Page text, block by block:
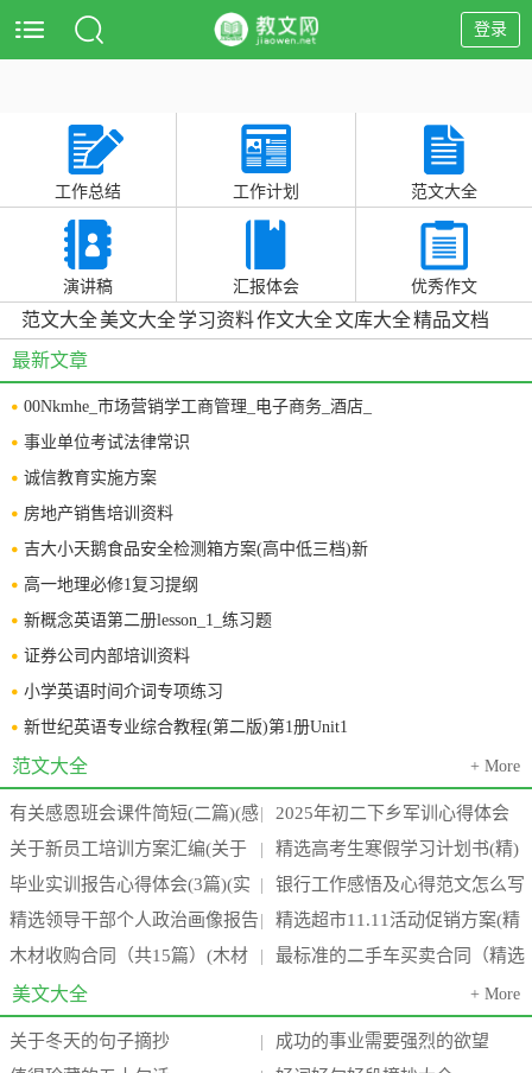
登录
工作总结 工作计划 范文大全
演讲稿 汇报体会 优秀作文
范文大全美文大全学习资料作文大全文库大全精品文档
最新文章
00Nkmhe_市场营销学工商管理_电子商务_酒店_
事业单位考试法律常识
诚信教育实施方案
房地产销售培训资料
吉大小天鹅食品安全检测箱方案(高中低三档)新
高一地理必修1复习提纲
新概念英语第二册lesson_1_练习题
证券公司内部培训资料
小学英语时间介词专项练习
新世纪英语专业综合教程(第二版)第1册Unit1
范文大全 + More
有关感恩班会课件简短(二篇)(感
班会课后反思)
2025年初二下乡军训心得体会
800字(15篇)
关于新员工培训方案汇编(关于
员工培训的外文文献)
精选高考生寒假学习计划书(精)
(高考生寒假作息时间表)
毕业实训报告心得体会(3篇)(实
报告心得万能模板4000字)
银行工作感悟及心得范文怎么写
(四篇)(银行工作心得体会感悟简
短)
精选领导干部个人政治画像报告
用(七篇)(干部 领导)
精选超市11.11活动促销方案(精
品超市品牌有哪些)
木材收购合同（共15篇）(木材
购需要什么手续)
最标准的二手车买卖合同（精选
6篇）(最标准的二手车价格)
美文大全 + More
关于冬天的句子摘抄
成功的事业需要强烈的欲望